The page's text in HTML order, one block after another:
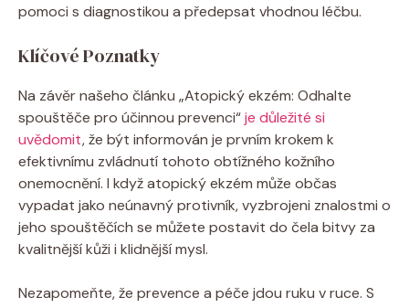
pomoci s diagnostikou a předepsat⁣ vhodnou léčbu.
Klíčové Poznatky
Na‌ závěr našeho článku „Atopický ekzém: Odhalte
‍spouštěče⁣ pro účinnou⁣ prevenci“ ⁤je‍ důležité si
uvědomit, že být informován je prvním krokem k
efektivnímu zvládnutí⁣ tohoto obtížného kožního
onemocnění. I když ​atopický ekzém může občas
vypadat jako neúnavný protivník, vyzbrojeni znalostmi o⁣
jeho⁣ spouštěčích se ‍můžete postavit do čela bitvy za⁣
kvalitnější kůži i klidnější mysl. ​
Nezapomeňte, že prevence a péče jdou ruku‍ v‍ ruce. ‌S